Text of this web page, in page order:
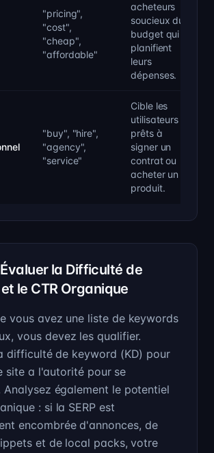
"pricing",
"cost",
"cheap",
"affordable"
acheteurs
soucieux du
budget qui
planifient
leurs
dépenses.
"buy", "hire",
"agency",
"service"
Cible les
utilisateurs
prêts à
signer un
contrat ou
acheter un
produit.
la Difficulté de
le CTR Organique
vous avez une liste de keywords
vous devez les qualifier.
difficulté de keyword (KD) pour
site a l'autorité pour se
Analysez également le potentiel
: si la SERP est
encombrée d'annonces, de
et de local packs, votre